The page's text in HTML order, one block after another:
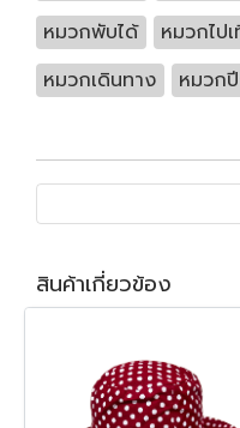
หมวกพับได้
หมวกไป
หมวกเดินทาง
หมวก
สินค้าเกี่ยวข้อง